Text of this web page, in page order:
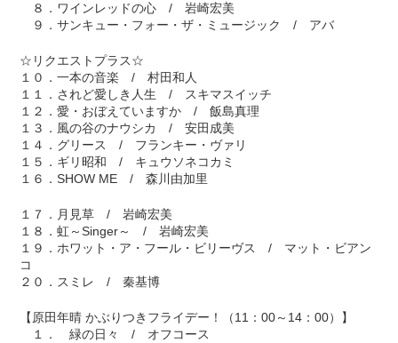
８．ワインレッドの心 / 岩崎宏美
９．サンキュー・フォー・ザ・ミュージック / アバ
☆リクエストプラス☆
１０．一本の音楽 / 村田和人
１１．されど愛しき人生 / スキマスイッチ
１２．愛・おぼえていますか / 飯島真理
１３．風の谷のナウシカ / 安田成美
１４．グリース / フランキー・ヴァリ
１５．ギリ昭和 / キュウソネコカミ
１６．SHOW ME / 森川由加里
１７．月見草 / 岩崎宏美
１８．虹～Singer～ / 岩崎宏美
１９．ホワット・ア・フール・ビリーヴス / マット・ビアン
コ
２０．スミレ / 秦基博
【原田年晴 かぶりつきフライデー！（11：00～14：00）】
１． 緑の日々 / オフコース